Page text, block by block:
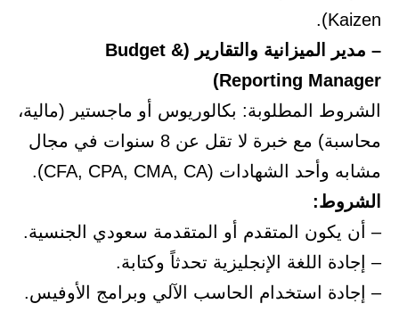
Kaizen).
– مدير الميزانية والتقارير (Budget &
Reporting Manager)
الشروط المطلوبة: بكالوريوس أو ماجستير (مالية،
محاسبة) مع خبرة لا تقل عن 8 سنوات في مجال
مشابه وأحد الشهادات (CFA, CPA, CMA, CA).
الشروط:
– أن يكون المتقدم أو المتقدمة سعودي الجنسية.
– إجادة اللغة الإنجليزية تحدثاً وكتابة.
– إجادة استخدام الحاسب الآلي وبرامج الأوفيس.